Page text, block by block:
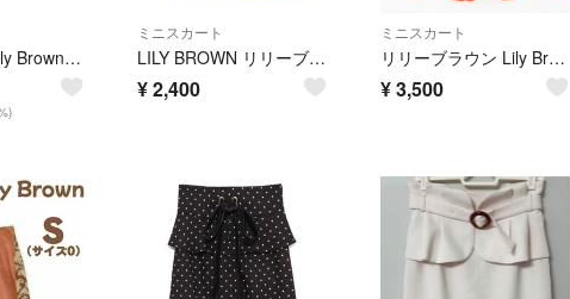
古着 未使用 Lily Brown リリーブラウン ミニ丈 ビジュー付き デニムスカート 1 ブラック レディース
ミニスカート
LILY BROWN リリーブラウン ミニスカート S 白 【古着】【中古】【送料無料】
¥2,400
ミニスカート
リリーブラウン Lily Brown スカート ミニ フレア オレンジ 1
¥3,500